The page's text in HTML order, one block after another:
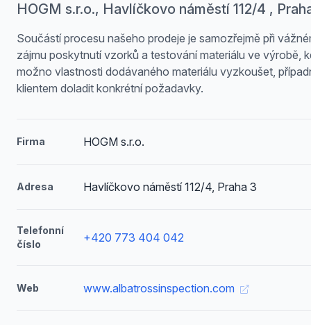
HOGM s.r.o., Havlíčkovo náměstí 112/4 ,
Součástí procesu našeho prodeje je samozřejmě při
zájmu poskytnutí vzorků a testování materiálu ve výrobě,
možno vlastnosti dodávaného materiálu vyzkoušet,
klientem doladit konkrétní požadavky.
Firma HOGM s.r.o.
Adresa Havlíčkovo náměstí 112/4, Praha 3
Telefonní
číslo
+420 773 404 042
Web www.albatrossinspection.com